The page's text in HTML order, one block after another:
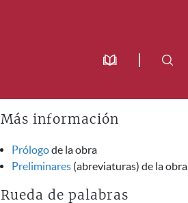
Más información
Prólogode la obra
Preliminares (abreviaturas) de la obra
Rueda de palabras